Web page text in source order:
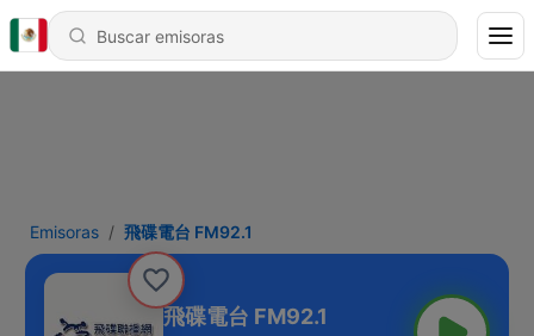
Emisoras 飛碟電台 FM92.1
飛碟電台 FM92.1